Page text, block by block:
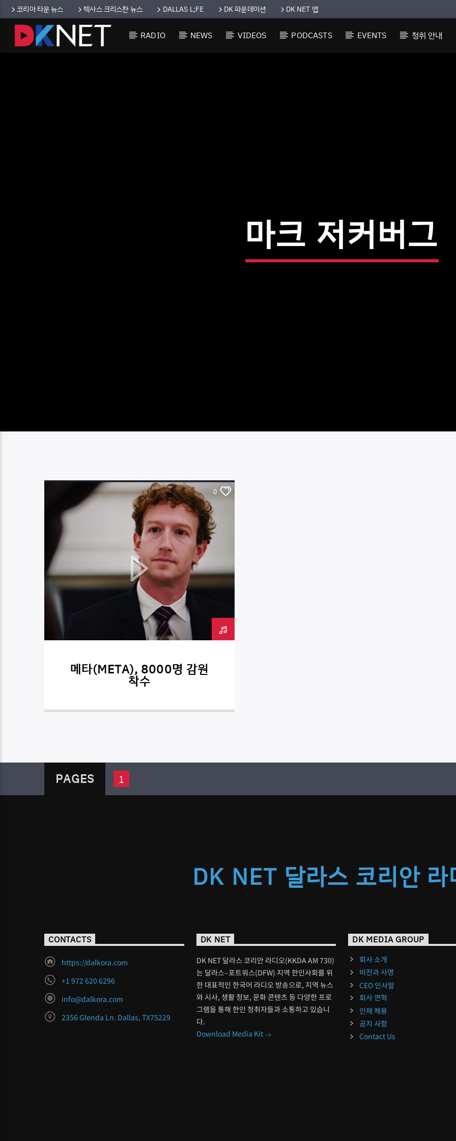
코리아 타운 뉴스 텍사스 크리스찬 뉴스 DALLAS L;FE DK 파운데이션 DK NET 앱
RADIO NEWS VIDEOS PODCASTS EVENTS 청취 안내
마크 저커버그
0
메타(META), 8000명 감원
착수
PAGES 1
DK NET 달라스 코리안 라
CONTACTS
https://dalkora.com
+1 972 620 6296
info@dalkora.com
2356 Glenda Ln. Dallas, TX75229
DK NET
DK NET 달라스 코리안 라디오(KKDA AM 730)
는 달라스–포트워스(DFW) 지역 한인사회를 위
한 대표적인 한국어 라디오 방송으로, 지역 뉴스
와 시사, 생활 정보, 문화 콘텐츠 등 다양한 프로
그램을 통해 한인 청취자들과 소통하고 있습니
다.
Download Media Kit
DK MEDIA GROUP
회사 소개
비전과 사명
CEO 인사말
회사 연혁
인재 채용
공지 사항
Contact Us